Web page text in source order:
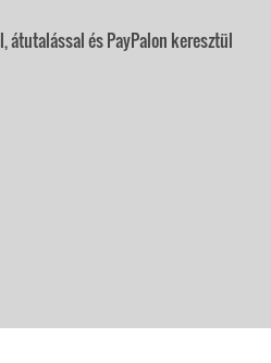
és PayPalon keresztül